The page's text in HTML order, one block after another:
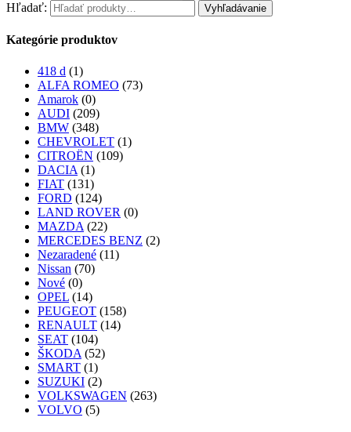
Hľadať: Vyhľadávanie
Kategórie produktov
418 d (1)
ALFA ROMEO (73)
Amarok (0)
AUDI (209)
BMW (348)
CHEVROLET (1)
CITROËN (109)
DACIA (1)
FIAT (131)
FORD (124)
LAND ROVER (0)
MAZDA (22)
MERCEDES BENZ (2)
Nezaradené (11)
Nissan (70)
Nové (0)
OPEL (14)
PEUGEOT (158)
RENAULT (14)
SEAT (104)
ŠKODA (52)
SMART (1)
SUZUKI (2)
VOLKSWAGEN (263)
VOLVO (5)